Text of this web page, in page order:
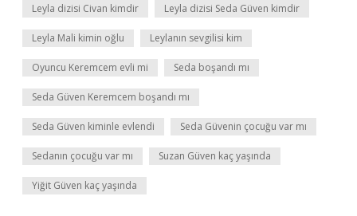
Leyla dizisi Civan kimdir Leyla dizisi Seda Güven kimdir
Leyla Mali kimin oğlu Leylanın sevgilisi kim
Oyuncu Keremcem evli mi Seda boşandı mı
Seda Güven Keremcem boşandı mı
Seda Güven kiminle evlendi Seda Güvenin çocuğu var mı
Sedanın çocuğu var mı Suzan Güven kaç yaşında
Yiğit Güven kaç yaşında